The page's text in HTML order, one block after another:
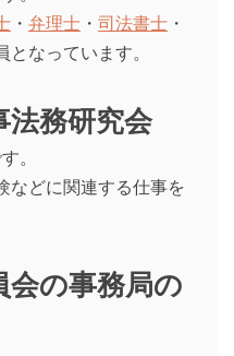
・ 弁理士 ・ 司法書士 ・
なっています。
務研究会
。
などに関連する仕事を
の事務局の